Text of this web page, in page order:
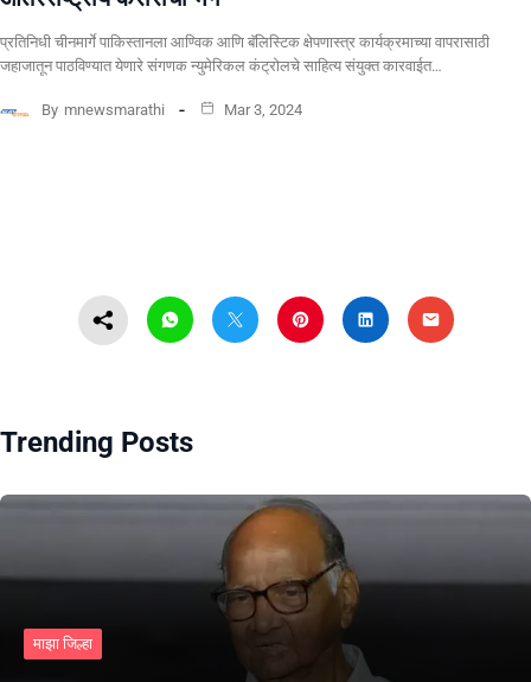
प्रतिनिधी चीनमार्गे पाकिस्तानला आण्विक आणि बॅलिस्टिक क्षेपणास्त्र कार्यक्रमाच्या वापरासाठी
जहाजातून पाठविण्यात येणारे संगणक न्युमेरिकल कंट्रोलचे साहित्य संयुक्त कारवाईत…
By mnewsmarathi Mar 3, 2024
Trending Posts
माझा जिल्हा